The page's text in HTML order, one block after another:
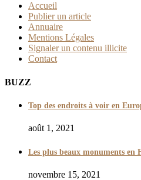
Accueil
Publier un article
Annuaire
Mentions Légales
Signaler un contenu illicite
Contact
BUZZ
Top des endroits à voir en
août 1, 2021
Les plus beaux monuments en
novembre 15, 2021